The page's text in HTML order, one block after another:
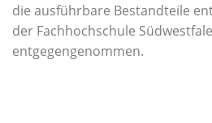
die ausführbare Bestandteile
der Fachhochschule
entgegengenommen.